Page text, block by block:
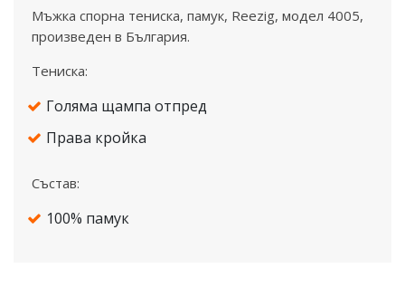
Mъжка спорна тениска, памук, Reezig, модел 4005,
произведен в България.
Тениска:
Голяма щампа отпред
Права кройка
Състав:
100% памук